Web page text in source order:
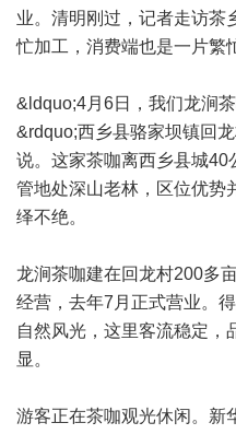
业。清明刚过，记者走访茶
忙加工，消费端也是一片繁
&ldquo;4月6日，我们龙涧
&rdquo;西乡县骆家坝镇回
说。这家茶咖离西乡县城40
管地处深山老林，区位优势
绎不绝。
龙涧茶咖建在回龙村200多
经营，去年7月正式营业。
自然风光，这里客流稳定，
显。
游客正在茶咖观光休闲。新